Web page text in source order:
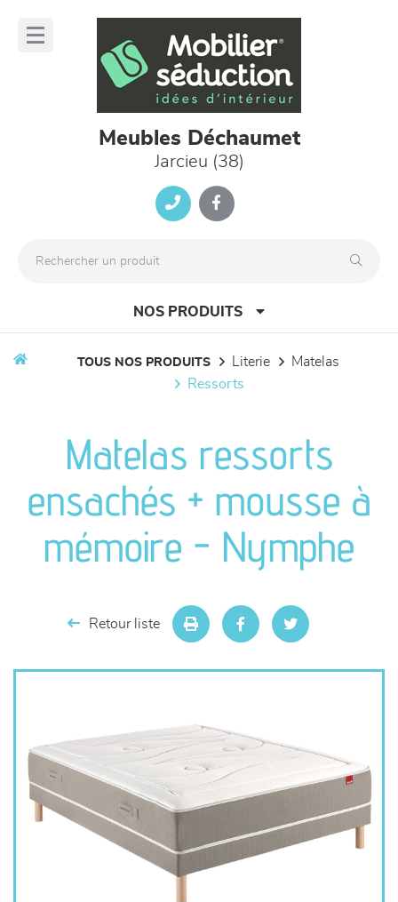
Meubles Déchaumet
Jarcieu (38)
NOS PRODUITS
séjours
meubles de complément
chambres et dressing
TOUS NOS PRODUITS literie
matelas
ressorts
Matelas ressorts
ensachés + mousse à
mémoire - Nymphe
Retour liste